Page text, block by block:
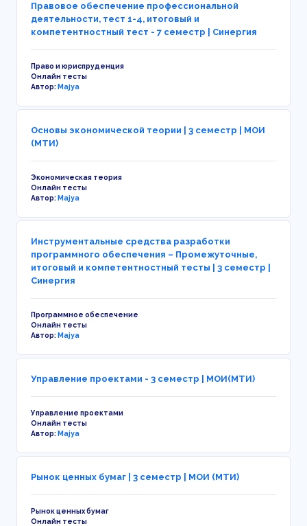
Правовое обеспечение профессиональной
деятельности, тест 1-4, итоговый и
компетентностный тест - 7 семестр | Синергия
Право и юриспруденция
Онлайн тесты
Автор:Majya
Основы экономической теории | 3 семестр | МОИ
(МТИ)
Экономическая теория
Онлайн тесты
Автор:Majya
Инструментальные средства разработки
программного обеспечения – Промежуточные,
итоговый и компетентностный тесты | 3 семестр |
Синергия
Программное обеспечение
Онлайн тесты
Автор:Majya
Управление проектами - 3 семестр | МОИ(МТИ)
Управление проектами
Онлайн тесты
Автор:Majya
Рынок ценных бумаг | 3 семестр | МОИ (МТИ)
Рынок ценных бумаг
Онлайн тесты